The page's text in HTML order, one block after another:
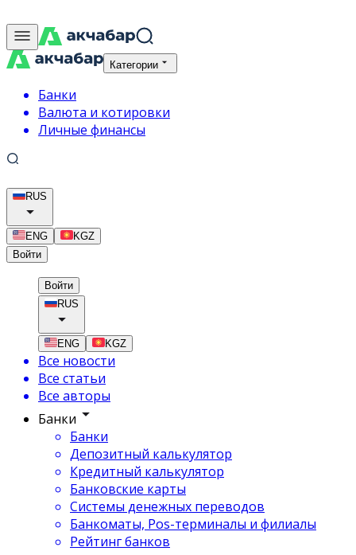
Категории
Банки
Валюта и котировки
Личные финансы
RUS
ENG
KGZ
Войти
Войти
RUS
ENG KGZ
Все новости
Все статьи
Все авторы
Банки
Банки
Депозитный калькулятор
Кредитный калькулятор
Банковские карты
Системы денежных переводов
Банкоматы, Pos-терминалы и филиалы
Рейтинг банков